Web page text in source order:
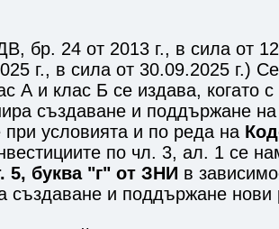
бр. 24 от 2013 г., в сила от
г., в сила от 30.09.2025 г.)
А и клас Б се издава, когато
създаване и поддържане
условията и по реда на
по чл. 3, ал. 1 се
5, буква "г" от ЗНИ в
създаване и поддържане нови